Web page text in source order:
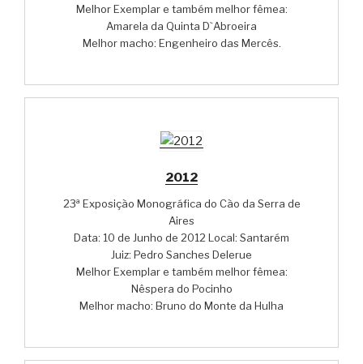
Melhor Exemplar e também melhor fêmea:
Amarela da Quinta D`Abroeira
Melhor macho: Engenheiro das Mercês.
2012
23ª Exposição Monográfica do Cão da Serra de
Aires
Data: 10 de Junho de 2012 Local: Santarém
Juiz: Pedro Sanches Delerue
Melhor Exemplar e também melhor fêmea:
Nêspera do Pocinho
Melhor macho: Bruno do Monte da Hulha